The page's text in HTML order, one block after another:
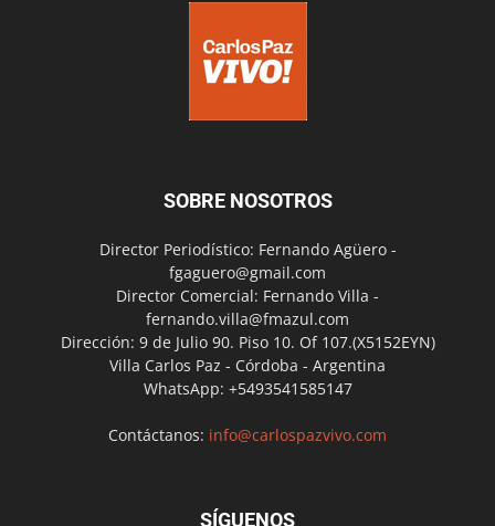
SOBRE NOSOTROS
Director Periodístico: Fernando Agüero -
fgaguero@gmail.com
Director Comercial: Fernando Villa -
fernando.villa@fmazul.com
Dirección: 9 de Julio 90. Piso 10. Of 107.(X5152EYN)
Villa Carlos Paz - Córdoba - Argentina
WhatsApp: +5493541585147
Contáctanos: info@carlospazvivo.com
SÍGUENOS